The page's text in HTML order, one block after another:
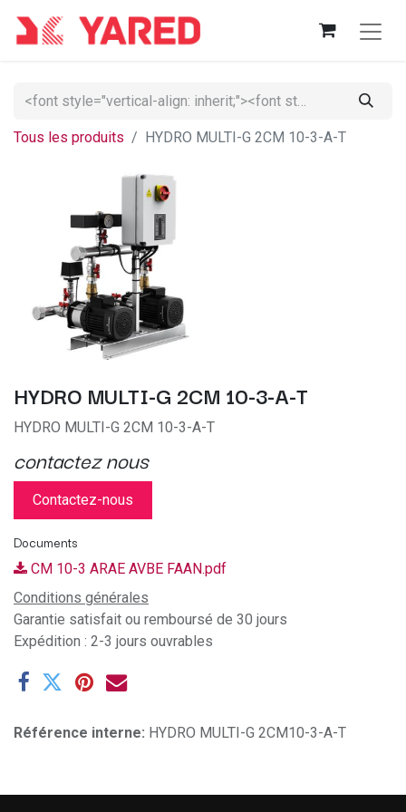
Tous les produits HYDRO MULTI-G 2CM 10-3-A-T
HYDRO MULTI-G 2CM 10-3-A-T
HYDRO MULTI-G 2CM 10-3-A-T
contactez nous
Contactez-nous
Documents
CM 10-3 ARAE AVBE FAAN.pdf
Conditions générales
Garantie satisfait ou remboursé de 30 jours
Expédition : 2-3 jours ouvrables
Référence interne: HYDRO MULTI-G 2CM10-3-A-T